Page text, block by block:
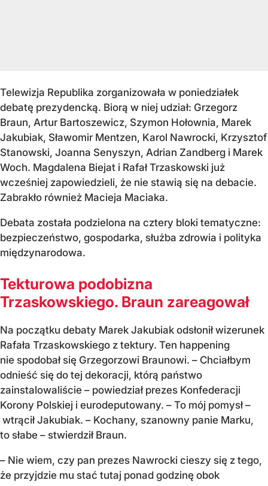
Telewizja Republika zorganizowała w poniedziałek
debatę prezydencką. Biorą w niej udział: Grzegorz
Braun, Artur Bartoszewicz, Szymon Hołownia, Marek
Jakubiak, Sławomir Mentzen, Karol Nawrocki, Krzysztof
Stanowski, Joanna Senyszyn, Adrian Zandberg i Marek
Woch. Magdalena Biejat i Rafał Trzaskowski już
wcześniej zapowiedzieli, że nie stawią się na debacie.
Zabrakło również Macieja Maciaka.
Debata została podzielona na cztery bloki tematyczne:
bezpieczeństwo, gospodarka, służba zdrowia i polityka
międzynarodowa.
Tekturowa podobizna
Trzaskowskiego. Braun zareagował
Na początku debaty Marek Jakubiak odsłonił wizerunek
Rafała Trzaskowskiego z tektury. Ten happening
nie spodobał się Grzegorzowi Braunowi. – Chciałbym
odnieść się do tej dekoracji, którą państwo
zainstalowaliście – powiedział prezes Konfederacji
Korony Polskiej i eurodeputowany. – To mój pomysł –
wtrącił Jakubiak. – Kochany, szanowny panie Marku,
to słabe – stwierdził Braun.
– Nie wiem, czy pan prezes Nawrocki cieszy się z tego,
że przyjdzie mu stać tutaj ponad godzinę obok